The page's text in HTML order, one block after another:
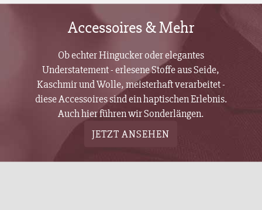
Accessoires & Mehr
Ob echter Hingucker oder elegantes
Understatement - erlesene Stoffe aus Seide,
Kaschmir und Wolle, meisterhaft verarbeitet -
diese Accessoires sind ein haptischen Erlebnis.
Auch hier führen wir Sonderlängen.
JETZT ANSEHEN